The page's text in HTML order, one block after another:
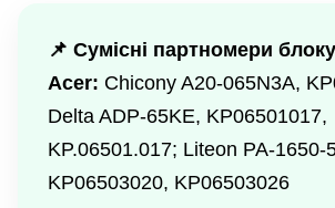
📌 Сумісні партномери
Acer: Chicony A20-065N3A,
Delta ADP-65KE, KP06501017,
KP.06501.017; Liteon PA-1650-
KP06503020, KP06503026